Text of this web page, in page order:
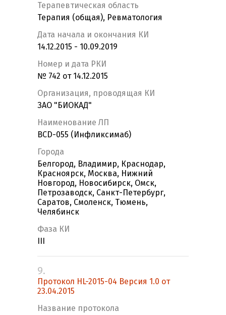
Терапевтическая область
Терапия (общая), Ревматология
Дата начала и окончания КИ
14.12.2015 - 10.09.2019
Номер и дата РКИ
№ 742 от 14.12.2015
Организация, проводящая КИ
ЗАО "БИОКАД"
Наименование ЛП
BCD-055 (Инфликсимаб)
Города
Белгород, Владимир, Краснодар,
Красноярск, Москва, Нижний
Новгород, Новосибирск, Омск,
Петрозаводск, Санкт-Петербург,
Саратов, Смоленск, Тюмень,
Челябинск
Фаза КИ
9.
Протокол HL-2015-04 Версия 1.0 от
23.04.2015
Название протокола